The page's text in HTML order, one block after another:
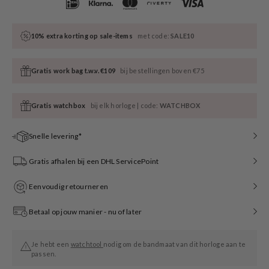
10% extra korting op sale-items met code:SALE10
Gratis work bag t.w.v. €109 bij bestellingen boven €75
Gratis watchbox bij elk horloge | code: WATCHBOX
Snelle levering*
Gratis afhalen bij een DHL ServicePoint
Eenvoudig retourneren
Betaal op jouw manier - nu of later
Je hebt een watchtool nodig om de bandmaat van dit horloge aan te
passen.